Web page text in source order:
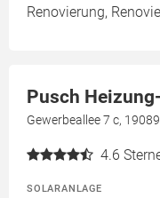
Renovierung,
Pusch
Gewerbeallee 7 c,
4.6
SOLARANLAGE